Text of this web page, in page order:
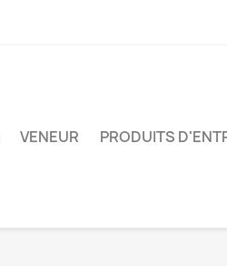
VENEUR PRODUITS